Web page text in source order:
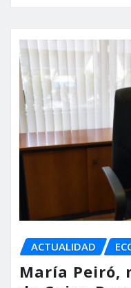
ACTUALIDAD
María Peiró,